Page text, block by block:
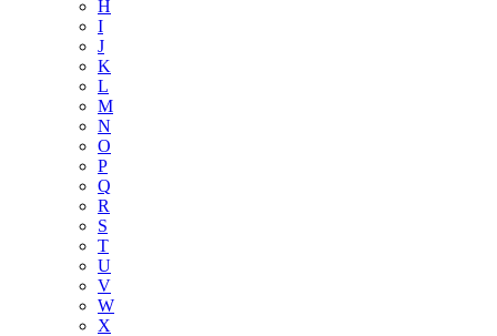
H
I
J
K
L
M
N
O
P
Q
R
S
T
U
V
W
X